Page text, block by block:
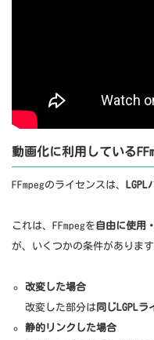
動画化に利用している
FFmpegのライセンスは、
これは、FFmpegを 自由に使用
が、いくつかの条件があります
改変した場合
改変した部分は 同じLGPLラ
静的リンクした場合